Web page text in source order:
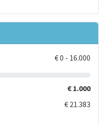
€0 - 16.000
€ 1.000
€ 21.383